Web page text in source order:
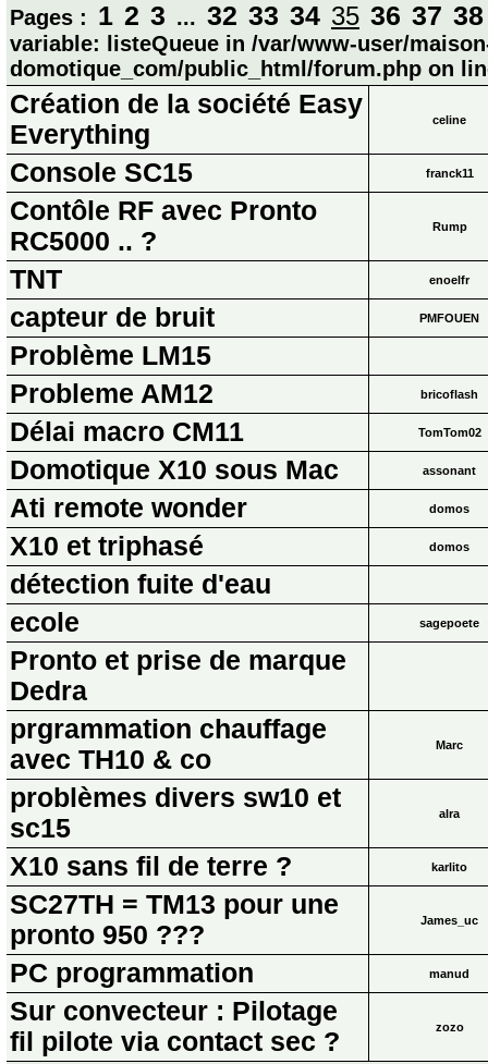
Pages : 1 2 3 ... 32 33 34 35 36 37 38
variable: listeQueue in /var/www-user/
domotique_com/public_html/forum.php on
Création de la société Easy
Everything
celine
Console SC15 franck11
Contôle RF avec Pronto
RC5000 .. ?
Rump
TNT enoelfr
capteur de bruit PMFOUEN
Problème LM15
Probleme AM12
bricoflash
Délai macro CM11 TomTom02
Domotique X10 sous Mac assonant
Ati remote wonder domos
X10 et triphasé domos
détection fuite d'eau
ecole
sagepoete
Pronto et prise de marque
Dedra
prgrammation chauffage
avec TH10 & co
Marc
problèmes divers sw10 et
sc15
alra
X10 sans fil de terre ? karlito
SC27TH = TM13 pour une
pronto 950 ???
James_uc
PC programmation manud
Sur convecteur : Pilotage
fil pilote via contact sec ?
zozo